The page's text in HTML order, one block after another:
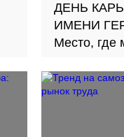
ДЕНЬ
ИМЕНИ
Место, где